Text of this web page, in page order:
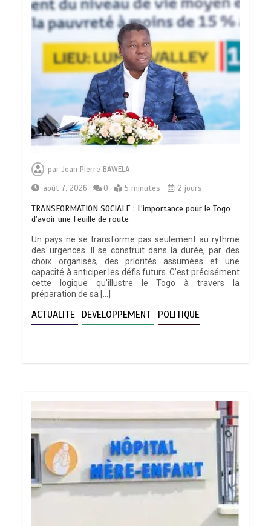
parJean Pierre BAWELA
août 7, 2026
0 5 minutes 2 jours
TRANSFORMATION SOCIALE : L’importance pour le Togo
d’avoir une Feuille de route
Un pays ne se transforme pas seulement au rythme
des urgences. Il se construit dans la durée, par des
choix organisés, des priorités assumées et une
capacité à anticiper les défis futurs. C’est précisément
cette logique qu’illustre le Togo à travers la
préparation de sa […]
ACTUALITE DEVELOPPEMENT POLITIQUE